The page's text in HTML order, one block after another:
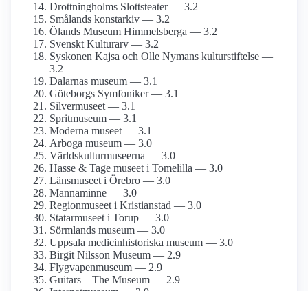
Drottning­holms Slottsteater — 3.2
Smålands konstarkiv — 3.2
Ölands Museum Himmelsberga — 3.2
Svenskt Kulturarv — 3.2
Syskonen Kajsa och Olle Nymans kulturstiftelse —
3.2
Dalarnas museum — 3.1
Göteborgs Symfoniker — 3.1
Silvermuseet — 3.1
Spritmuseum — 3.1
Moderna museet — 3.1
Arboga museum — 3.0
Världskultur­museerna — 3.0
Hasse & Tage museet i Tomelilla — 3.0
Länsmuseet i Örebro — 3.0
Mannaminne — 3.0
Regionmuseet i Kristianstad — 3.0
Statarmuseet i Torup — 3.0
Sörmlands museum — 3.0
Uppsala medicinhistoriska museum — 3.0
Birgit Nilsson Museum — 2.9
Flygvapen­museum — 2.9
Guitars – The Museum — 2.9